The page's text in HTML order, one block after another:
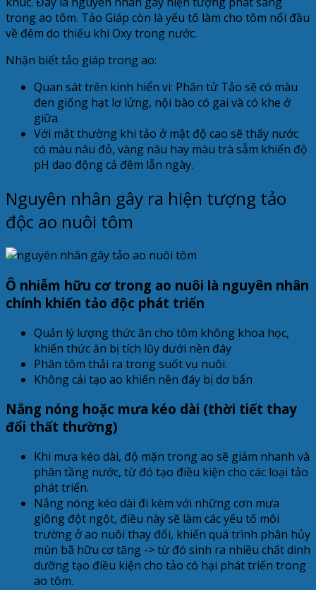
trong ao tôm. Tảo Giáp còn là yếu tố làm cho tôm nổi đầu
về đêm do thiếu khí Oxy trong nước.
Nhận biết tảo giáp trong ao:
Quan sát trên kính hiển vi: Phân tử Tảo sẽ có màu
đen giống hạt lơ lửng, nội bào có gai và có khe ở
giữa.
Với mắt thường khi tảo ở mật độ cao sẽ thấy nước
có màu nâu đỏ, vàng nâu hay màu trà sẫm khiến độ
pH dao động cả đêm lẫn ngày.
Nguyên nhân gây ra hiện tượng tảo
độc ao nuôi tôm
Ô nhiễm hữu cơ trong ao nuôi là nguyên nhân
chính khiến tảo độc phát triển
Quản lý lượng thức ăn cho tôm không khoa học,
khiến thức ăn bị tích lũy dưới nền đáy
Phân tôm thải ra trong suốt vụ nuôi.
Không cải tạo ao khiến nền đáy bị dơ bẩn
Nắng nóng hoặc mưa kéo dài (thời tiết thay
đổi thất thường)
Khi mưa kéo dài, độ mặn trong ao sẽ giảm nhanh và
phân tầng nước, từ đó tạo điều kiện cho các loại tảo
phát triển.
Nắng nóng kéo dài đi kèm với những cơn mưa
giông đột ngột, điều này sẽ làm các yếu tố môi
trường ở ao nuôi thay đổi, khiến quá trình phân hủy
mùn bã hữu cơ tăng -> từ đó sinh ra nhiều chất dinh
dưỡng tạo điều kiện cho tảo có hại phát triển trong
ao tôm.